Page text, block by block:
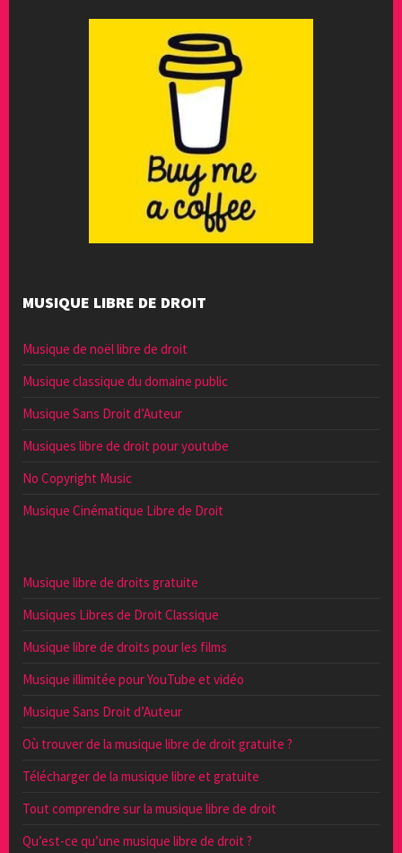
MUSIQUE LIBRE DE DROIT
Musique de noël libre de droit
Musique classique du domaine public
Musique Sans Droit d’Auteur
Musiques libre de droit pour youtube
No Copyright Music
Musique Cinématique Libre de Droit
Musique libre de droits gratuite
Musiques Libres de Droit Classique
Musique libre de droits pour les films
Musique illimitée pour YouTube et vidéo
Musique Sans Droit d’Auteur
Où trouver de la musique libre de droit gratuite ?
Télécharger de la musique libre et gratuite
Tout comprendre sur la musique libre de droit
Qu’est-ce qu’une musique libre de droit ?